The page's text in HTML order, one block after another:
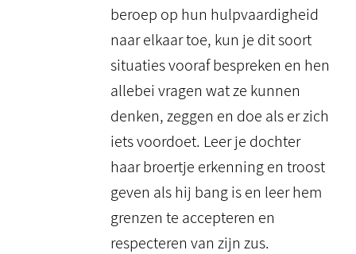
beroep op hun hulpvaardigheid
naar elkaar toe, kun je dit soort
situaties vooraf bespreken en hen
allebei vragen wat ze kunnen
denken, zeggen en doe als er zich
iets voordoet. Leer je dochter
haar broertje erkenning en troost
geven als hij bang is en leer hem
grenzen te accepteren en
respecteren van zijn zus.